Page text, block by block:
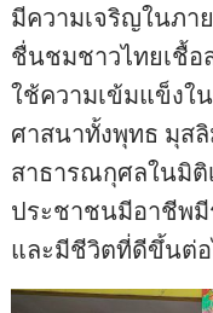
มีความเจริญในภา
ชื่นชมชาวไทยเชื้
ใช้ความเข้มแข็งใ
ศาสนาทั้งพุทธ มุส
สาธารณกุศลในมิติ
ประชาชนมีอาชีพมี
และมีชีวิตที่ดีขึ้นต่